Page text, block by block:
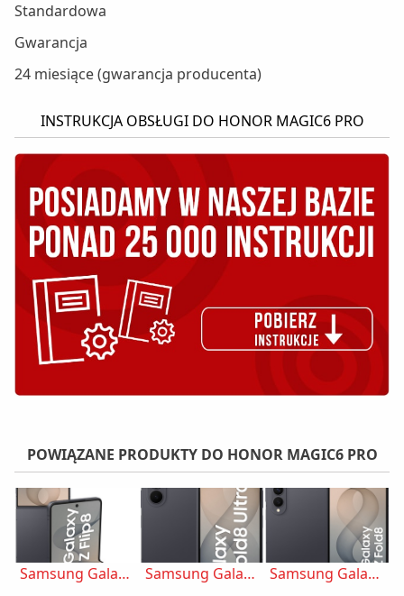
Standardowa
Gwarancja
24 miesiące (gwarancja producenta)
INSTRUKCJA OBSŁUGI DO HONOR MAGIC6 PRO
POWIĄZANE PRODUKTY DO HONOR MAGIC6 PRO
Samsung Galaxy Z Flip8 Samsung Galaxy Z Fold8 Ultra Samsung Galaxy Z Fold8